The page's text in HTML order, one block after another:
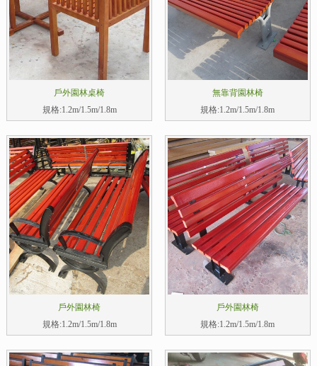
戶外園林桌椅
規格:1.2m/1.5m/1.8m
無靠背園林椅
規格:1.2m/1.5m/1.8m
戶外園林椅
規格:1.2m/1.5m/1.8m
戶外園林椅
規格:1.2m/1.5m/1.8m